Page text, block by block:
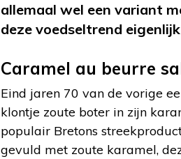
allemaal wel een variant
deze voedseltrend
Caramel au beurre
Eind jaren 70 van de vorige
klontje zoute boter in zijn
populair Bretons
gevuld met zoute karamel,